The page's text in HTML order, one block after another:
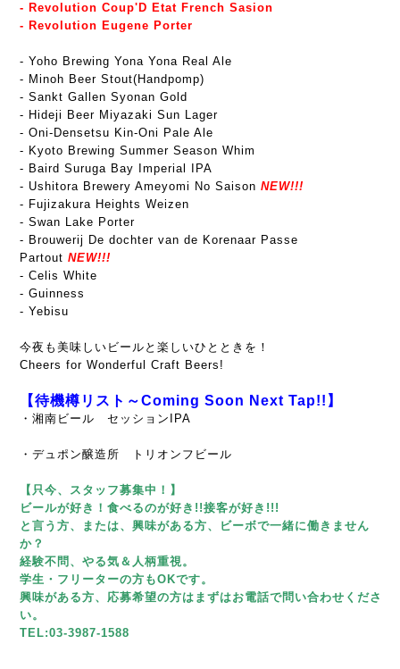
- Revolution Coup'D Etat French Sasion
- Revolution Eugene Porter
- Yoho Brewing Yona Yona Real Ale
- Minoh Beer Stout(Handpomp)
- Sankt Gallen Syonan Gold
- Hideji Beer Miyazaki Sun Lager
- Oni-Densetsu Kin-Oni Pale Ale
- Kyoto Brewing Summer Season Whim
- Baird Suruga Bay Imperial IPA
- Ushitora Brewery Ameyomi No Saison NEW!!!
- Fujizakura Heights Weizen
- Swan Lake Porter
- Brouwerij De dochter van de Korenaar Passe
Partout NEW!!!
- Celis White
- Guinness
- Yebisu
今夜も美味しいビールと楽しいひとときを！
Cheers for Wonderful Craft Beers!
【待機樽リスト～Coming Soon Next Tap!!】
・湘南ビール セッションIPA
・デュポン醸造所 トリオンフビール
【只今、スタッフ募集中！】
ビールが好き！食べるのが好き!!接客が好き!!!
と言う方、または、興味がある方、ビーボで一緒に働きません
か？
経験不問、やる気＆人柄重視。
学生・フリーターの方もOKです。
興味がある方、応募希望の方はまずはお電話で問い合わせくださ
い。
TEL:03-3987-1588